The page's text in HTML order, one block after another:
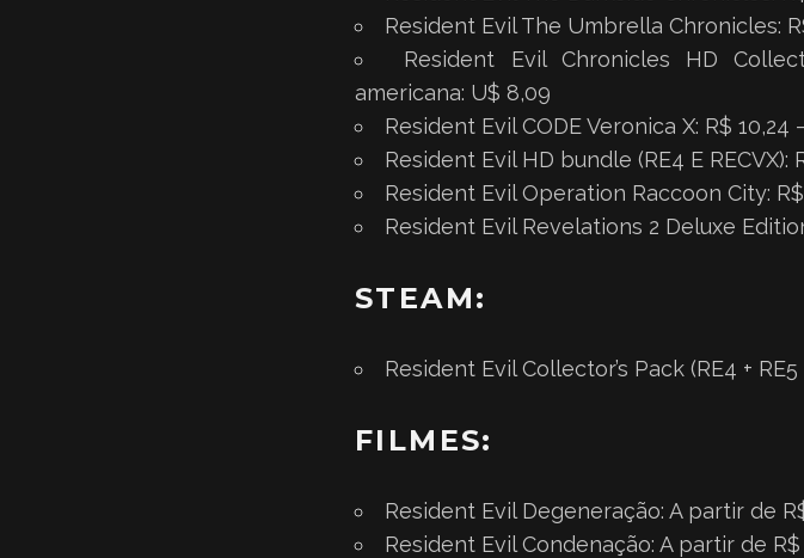
Resident Evil The Umbrella Chronicles:
Resident Evil Chronicles HD
americana: U$ 8,09
Resident Evil CODE Veronica X: R$
Resident Evil HD bundle (RE4 E RECVX):
Resident Evil Operation Raccoon City:
Resident Evil Revelations 2 Deluxe
STEAM:
Resident Evil Collector’s Pack (RE4 + RE5
FILMES:
Resident Evil Degeneração: A partir de
Resident Evil Condenação: A partir de